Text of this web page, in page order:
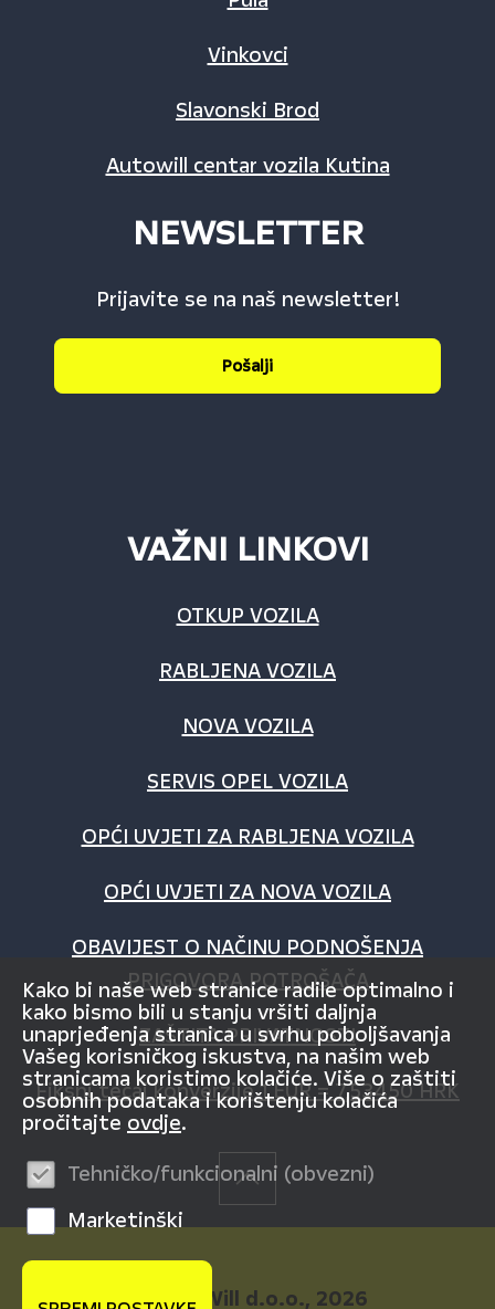
Vinkovci
Slavonski Brod
Autowill centar vozila Kutina
NEWSLETTER
Prijavite se na naš newsletter!
Pošalji
VAŽNI LINKOVI
OTKUP VOZILA
RABLJENA VOZILA
NOVA VOZILA
SERVIS OPEL VOZILA
OPĆI UVJETI ZA RABLJENA VOZILA
OPĆI UVJETI ZA NOVA VOZILA
OBAVIJEST O NAČINU PODNOŠENJA
PRIGOVORA POTROŠAČA
ZAŠTITA PRIVATNOSTI
Fiksni tečaj konverzije 1 EUR = 7,53450 HRK
© AutoWill d.o.o., 2026
Kako bi naše web stranice radile optimalno i
kako bismo bili u stanju vršiti daljnja
unaprjeđenja stranica u svrhu poboljšavanja
Vašeg korisničkog iskustva, na našim web
stranicama koristimo kolačiće. Više o zaštiti
osobnih podataka i korištenju kolačića
pročitajte ovdje.
Tehničko/funkcionalni (obvezni)
Marketinški